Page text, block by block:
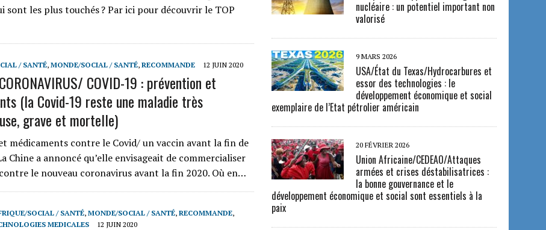
sont les plus touchés ? Par ici pour découvrir le TOP
/ SANTÉ, MONDE/SOCIAL / SANTÉ, RECOMMANDE 12 JUIN 2020
COVID-19 : prévention et
(la Covid-19 reste une maladie très
grave et mortelle)
médicaments contre le Covid/ un vaccin avant la fin de
Chine a annoncé qu’elle envisageait de commercialiser
le nouveau coronavirus avant la fin 2020. Où en…
SOCIAL / SANTÉ, MONDE/SOCIAL / SANTÉ, RECOMMANDE,
MEDICALES
12 JUIN 2020
nucléaire : un potentiel important non
valorisé
9 MARS 2026
USA/État du Texas/Hydrocarbures et
essor des technologies : le
développement économique et social
exemplaire de l’Etat pétrolier américain
20 FÉVRIER 2026
Union Africaine/CEDEAO/Attaques
armées et crises déstabilisatrices :
la bonne gouvernance et le
développement économique et social sont essentiels à la
paix